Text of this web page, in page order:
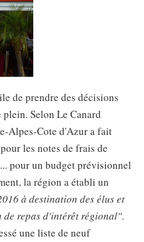
de prendre des décisions
Selon Le Canard
Alpes-Cote d'Azur a fait
les notes de frais de
pour un budget prévisionnel
la région a établi un
à destination des élus et
repas d'intérêt régional".
une liste de neuf